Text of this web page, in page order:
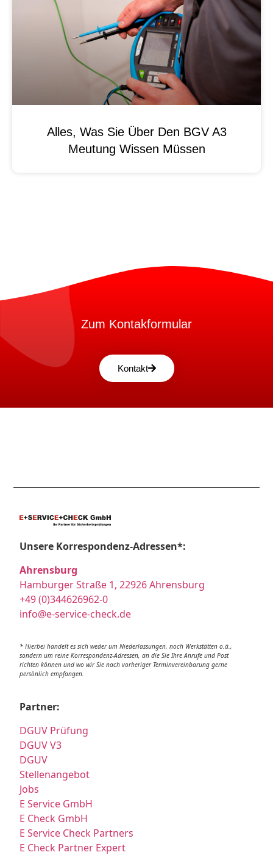
Alles, Was Sie Über Den BGV A3
Meutung Wissen Müssen
Zum Kontakformular
Kontakt
Unsere Korrespondenz-Adressen*:
Ahrensburg
Hamburger Straße 1, 22926 Ahrensburg
+49 (0)344626962-0
info@e-service-check.de
* Hierbei handelt es sich weder um Niederlassungen, noch Werkstätten o.ä.,
sondern um reine Korrespondenz-Adressen, an die Sie Ihre Anrufe und Post
richten können und wo wir Sie nach vorheriger Terminvereinbarung gerne
persönlich empfangen.
Partner:
DGUV Prüfung
DGUV V3
DGUV
Stellenangebot
Jobs
E Service GmbH
E Check GmbH
E Service Check Partners
E Check Partner Expert